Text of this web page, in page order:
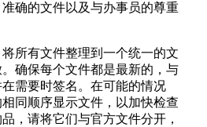
确的文件以及与办事员的尊重
所有文件整理到一个统一的文
确保每个文件都是最新的，与
需要时签名。在可能的情况
同顺序显示文件，以加快检查
，请将它们与官方文件分开，